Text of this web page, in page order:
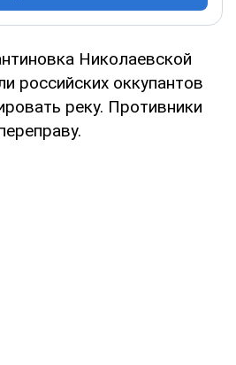
Николаевской
российских оккупантов
реку. Противники